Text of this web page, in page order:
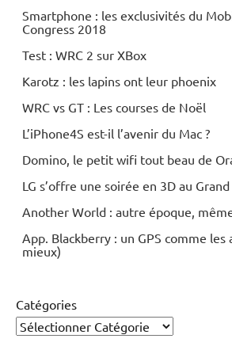
Smartphone : les exclusivités du
Congress 2018
Test : WRC 2 sur XBox
Karotz : les lapins ont leur phoenix
WRC vs GT : Les courses de Noël
L’iPhone4S est-il l’avenir du Mac ?
Domino, le petit wifi tout beau de
LG s’offre une soirée en 3D au
Another World : autre époque,
App. Blackberry : un GPS comme les
mieux)
Catégories